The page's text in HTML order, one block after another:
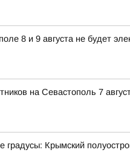
8 и 9 августа не будет
на Севастополь 7
градусы: Крымский